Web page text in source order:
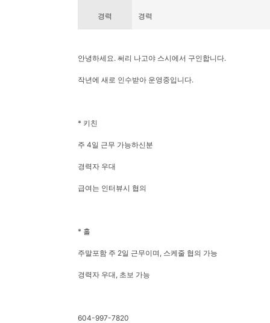
경력 경력
안녕하세요. 써리 나고야 스시에서 구인합니다.
작년에 새로 인수받아 운영중입니다.
* 키친
주 4일 근무 가능하신분
경력자 우대
급여는 인터뷰시 협의
* 홀
주말포함 주 2일 근무이며, 스케줄 협의 가능
경력자 우대, 초보 가능
604-997-7820